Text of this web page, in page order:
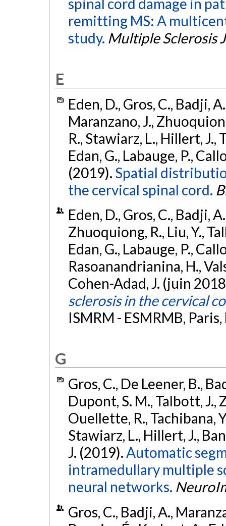
spinal cord damage in
remitting MS: A
study. Multiple Sclerosis
E
Eden, D., Gros, C., Badji,
Maranzano, J.,
R., Stawiarz, L., Hillert, J.,
Edan, G., Labauge, P.,
(2019). Spatial
the cervical spinal cord.
Eden, D., Gros, C., Badji,
Zhuoquiong, R., Liu, Y.,
Edan, G., Labauge, P.,
Rasoanandrianina, H.,
Cohen-Adad, J. (juin
sclerosis in the cervical
ISMRM - ESMRMB,
G
Gros, C., De Leener, B.,
Dupont, S. M., Talbott, J.,
Ouellette, R., Tachibana,
Stawiarz, L., Hillert, J.,
J. (2019).Automatic
intramedullary multiple
neural networks.
Gros, C., Badji, A.,